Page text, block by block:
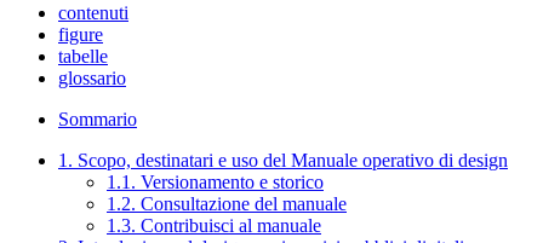
contenuti
figure
tabelle
glossario
Sommario
1. Scopo, destinatari e uso del Manuale operativo di design
1.1. Versionamento e storico
1.2. Consultazione del manuale
1.3. Contribuisci al manuale